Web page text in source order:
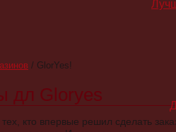
/ GlorYes!
дл Gloryes
кто впервые решил сделать